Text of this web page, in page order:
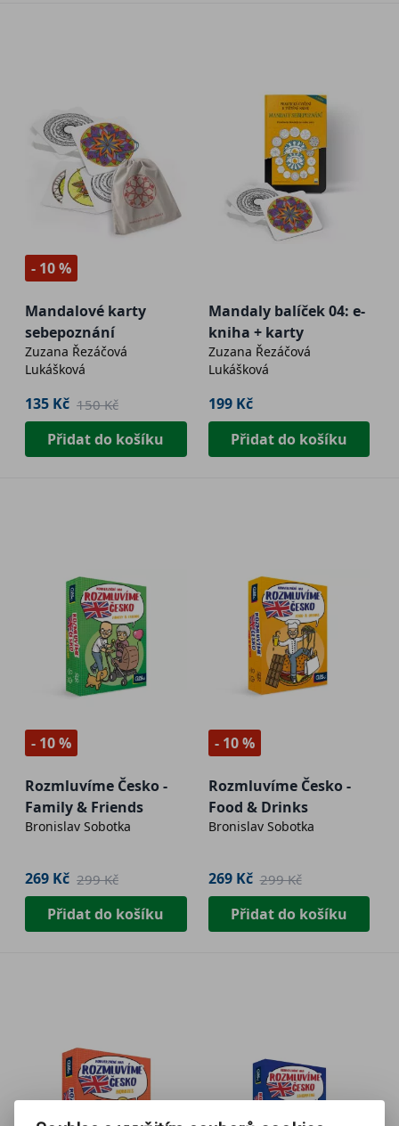
- 10 %
Mandalové karty
sebepoznání
Zuzana Řezáčová
Lukášková
135 Kč 150 Kč
Přidat do košíku
Mandaly balíček 04: e-
kniha + karty
Zuzana Řezáčová
Lukášková
199 Kč
Přidat do košíku
- 10 %
Rozmluvíme Česko -
Family & Friends
Bronislav Sobotka
269 Kč 299 Kč
Přidat do košíku
- 10 %
Rozmluvíme Česko -
Food & Drinks
Bronislav Sobotka
269 Kč 299 Kč
Přidat do košíku